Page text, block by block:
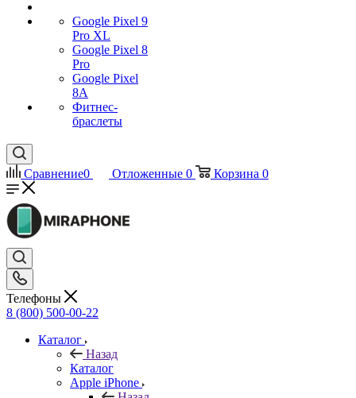
Google Pixel 9
Pro XL
Google Pixel 8
Pro
Google Pixel
8A
Фитнес-
браслеты
Сравнение0 Отложенные 0 Корзина 0
Телефоны
8 (800) 500-00-22
Каталог
Назад
Каталог
Apple iPhone